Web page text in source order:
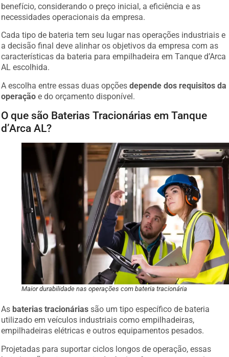
benefício, considerando o preço inicial, a eficiência e as
necessidades operacionais da empresa.
Cada tipo de bateria tem seu lugar nas operações industriais e
a decisão final deve alinhar os objetivos da empresa com as
características da bateria para empilhadeira em Tanque d’Arca
AL escolhida.
A escolha entre essas duas opçõesdepende dos requisitos da
operação e do orçamento disponível.
O que são Baterias Tracionárias em Tanque
d’Arca AL?
Maior durabilidade nas operações com bateria tracionária
As baterias tracionárias são um tipo específico de bateria
utilizado em veículos industriais como empilhadeiras,
empilhadeiras elétricas e outros equipamentos pesados.
Projetadas para suportar ciclos longos de operação, essas